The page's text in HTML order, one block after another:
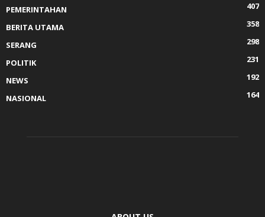
PEMERINTAHAN
407
BERITA UTAMA
358
SERANG
298
POLITIK
231
NEWS
192
NASIONAL
164